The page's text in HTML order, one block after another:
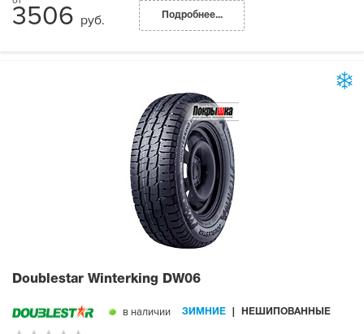
3506 руб. Подробнее...
Doublestar Winterking DW06
в наличии ЗИМНИЕ НЕШИПОВАННЫЕ